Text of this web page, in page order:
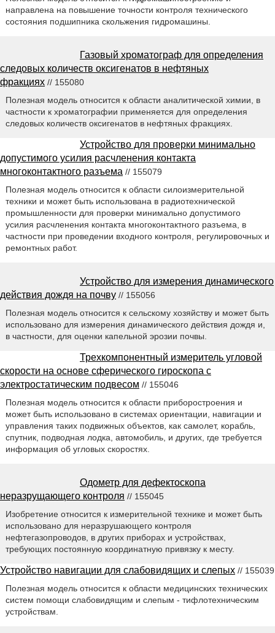
направлена на повышение точности контроля технического
состояния подшипника скольжения гидромашины.
Газовый хроматограф для определения
следовых количеств оксигенатов в нефтяных
фракциях // 155080
Полезная модель относится к области аналитической химии, в
частности к хроматографии применяется для определения
следовых количеств оксигенатов в нефтяных фракциях.
Устройство для проверки минимально
допустимого усилия расчленения контакта
многоконтактного разъема // 155079
Полезная модель относится к области силоизмерительной
техники и может быть использована в радиотехнической
промышленности для проверки минимально допустимого
усилия расчленения контакта многоконтактного разъема, в
частности при проведении входного контроля, регулировочных и
ремонтных работ.
Устройство для измерения динамического
действия дождя на почву // 155056
Полезная модель относится к сельскому хозяйству и может быть
использовано для измерения динамического действия дождя и,
в частности, для оценки капельной эрозии почвы.
Трехкомпонентный измеритель угловой
скорости на основе сферического гироскопа с
электростатическим подвесом // 155046
Полезная модель относится к области приборостроения и
может быть использовано в системах ориентации, навигации и
управления таких подвижных объектов, как самолет, корабль,
спутник, подводная лодка, автомобиль, и других, где требуется
информация об угловых скоростях.
Одометр для дефектоскопа
неразрущающего контроля // 155045
Изобретение относится к измерительной технике и может быть
использовано для неразрушающего контроля
нефтегазопроводов, в других приборах и устройствах,
требующих постоянную координатную привязку к месту.
Устройство навигации для слабовидящих и слепых // 155039
Полезная модель относится к области медицинских технических
систем помощи слабовидящим и слепым - тифлотехническим
устройствам.